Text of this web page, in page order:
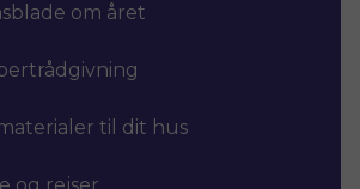
om året
til dit hus